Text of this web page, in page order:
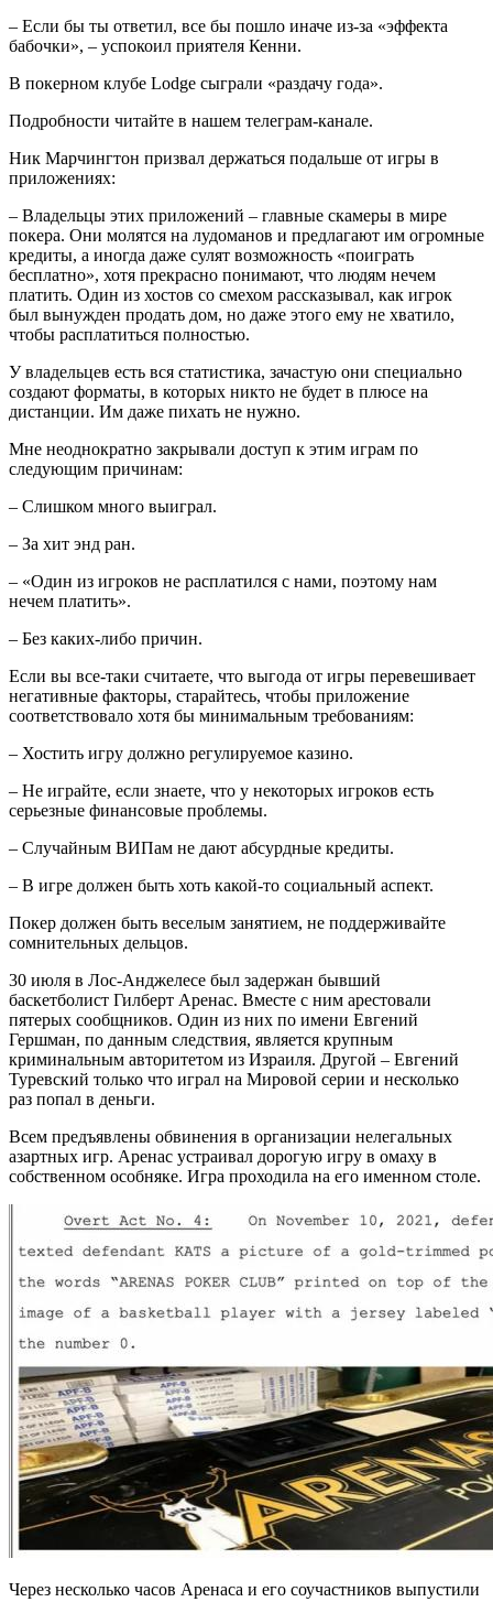
– Если бы ты ответил, все бы пошло иначе из-за «эффекта
бабочки», – успокоил приятеля Кенни.
В покерном клубе Lodge сыграли «раздачу года».
Подробности читайте в нашем телеграм-канале.
Ник Марчингтон призвал держаться подальше от игры в
приложениях:
– Владельцы этих приложений – главные скамеры в мире
покера. Они молятся на лудоманов и предлагают им огромные
кредиты, а иногда даже сулят возможность «поиграть
бесплатно», хотя прекрасно понимают, что людям нечем
платить. Один из хостов со смехом рассказывал, как игрок
был вынужден продать дом, но даже этого ему не хватило,
чтобы расплатиться полностью.
У владельцев есть вся статистика, зачастую они специально
создают форматы, в которых никто не будет в плюсе на
дистанции. Им даже пихать не нужно.
Мне неоднократно закрывали доступ к этим играм по
следующим причинам:
– Слишком много выиграл.
– За хит энд ран.
– «Один из игроков не расплатился с нами, поэтому нам
нечем платить».
– Без каких-либо причин.
Если вы все-таки считаете, что выгода от игры перевешивает
негативные факторы, старайтесь, чтобы приложение
соответствовало хотя бы минимальным требованиям:
– Хостить игру должно регулируемое казино.
– Не играйте, если знаете, что у некоторых игроков есть
серьезные финансовые проблемы.
– Случайным ВИПам не дают абсурдные кредиты.
– В игре должен быть хоть какой-то социальный аспект.
Покер должен быть веселым занятием, не поддерживайте
сомнительных дельцов.
30 июля в Лос-Анджелесе был задержан бывший
баскетболист Гилберт Аренас. Вместе с ним арестовали
пятерых сообщников. Один из них по имени Евгений
Гершман, по данным следствия, является крупным
криминальным авторитетом из Израиля. Другой – Евгений
Туревский только что играл на Мировой серии и несколько
раз попал в деньги.
Всем предъявлены обвинения в организации нелегальных
азартных игр. Аренас устраивал дорогую игру в омаху в
собственном особняке. Игра проходила на его именном столе.
Через несколько часов Аренаса и его соучастников выпустили